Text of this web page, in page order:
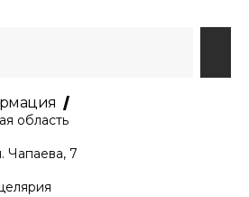
область
Чапаева, 7